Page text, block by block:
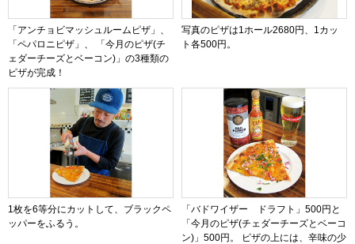
「アンチョビマッシュルームピザ」、
「ペパロニピザ」、 「今月のピザ(チ
ェダーチーズとベーコン)」の3種類の
ピザが完成！
写真のピザは1ホール2680円、1カッ
ト各500円。
1枚を6等分にカットして、ブラックペ
ッパーをふるう。
「バドワイザー ドラフト」500円と
「今月のピザ(チェダーチーズとベーコ
ン)」500円。 ピザの上には、辛味の少